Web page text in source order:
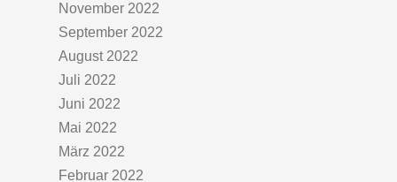
November 2022
September 2022
August 2022
Juli 2022
Juni 2022
Mai 2022
März 2022
Februar 2022